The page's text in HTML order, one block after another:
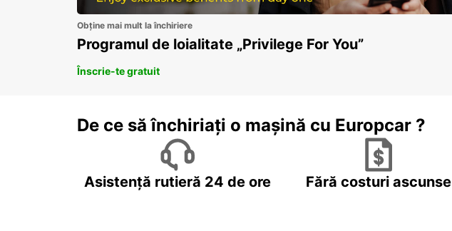
Obține mai mult la închiriere
Programul de loialitate „Privilege For You”
Înscrie-te gratuit
De ce să închiriați o mașină cu Europcar ?
Asistență rutieră 24 de ore Fără costuri ascunse